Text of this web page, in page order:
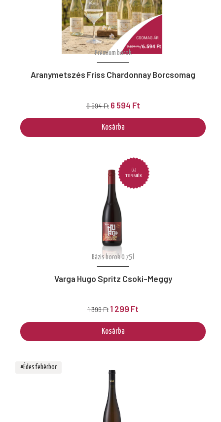
Prémium borok
Aranymetszés Friss Chardonnay Borcsomag
9 594 Ft 6 594 Ft
Kosárba
Bázis borok 0.75 l
Varga Hugo Spritz Csoki-Meggy
1 399 Ft 1 299 Ft
Kosárba
#Édes fehérbor